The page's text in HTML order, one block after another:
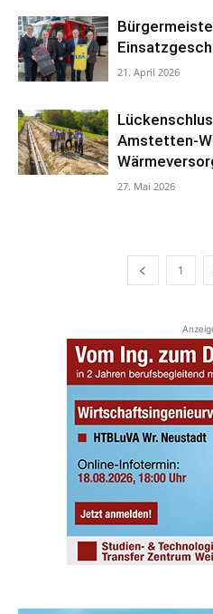
21. April 2026
Amstetten-
27. Mai 2026
1